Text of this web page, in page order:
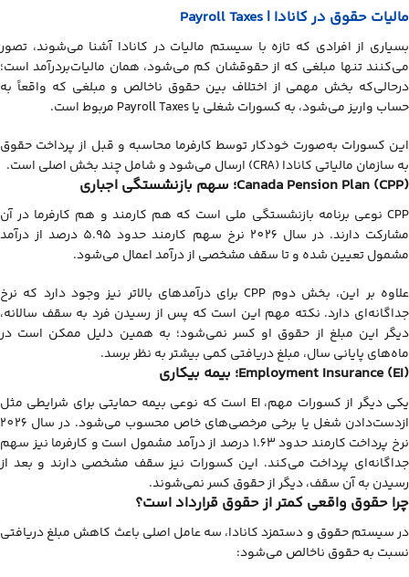
مالیات حقوق در کانادا | Payroll Taxes
بسیاری از افرادی که تازه با سیستم مالیات در کانادا آشنا می‌شوند، تصور
می‌کنند تنها مبلغی که از حقوقشان کم می‌شود، همان مالیات‌بردرآمد است؛
درحالی‌که بخش مهمی از اختلاف بین حقوق ناخالص و مبلغی که واقعاً به
حساب واریز می‌شود، به کسورات شغلی یا Payroll Taxes مربوط است.
این کسورات به‌صورت خودکار توسط کارفرما محاسبه و قبل از پرداخت حقوق
به سازمان مالیاتی کانادا (CRA) ارسال می‌شود و شامل چند بخش اصلی است.
Canada Pension Plan (CPP)؛ سهم بازنشستگی اجباری
CPP نوعی برنامه بازنشستگی ملی است که هم کارمند و هم کارفرما در آن
مشارکت دارند. در سال 2026 نرخ سهم کارمند حدود 5.95 درصد از درآمد
مشمول تعیین شده و تا سقف مشخصی از درآمد اعمال می‌شود.
علاوه بر این، بخش دوم CPP برای درآمدهای بالاتر نیز وجود دارد که نرخ
جداگانه‌ای دارد. نکته مهم این است که پس از رسیدن فرد به سقف سالانه،
دیگر این مبلغ از حقوق او کسر نمی‌شود؛ به همین دلیل ممکن است در
ماه‌های پایانی سال، مبلغ دریافتی کمی بیشتر به نظر برسد.
Employment Insurance (EI)؛ بیمه بیکاری
یکی دیگر از کسورات مهم، EI است که نوعی بیمه حمایتی برای شرایطی مثل
ازدست‌دادن شغل یا برخی مرخصی‌های خاص محسوب می‌شود. در سال 2026
نرخ پرداخت کارمند حدود 1.63 درصد از درآمد مشمول است و کارفرما نیز سهم
جداگانه‌ای پرداخت می‌کند. این کسورات نیز سقف مشخصی دارند و بعد از
رسیدن به آن سقف، دیگر از حقوق کسر نمی‌شوند.
چرا حقوق واقعی کمتر از حقوق قرارداد است؟
در سیستم حقوق و دستمزد کانادا، سه عامل اصلی باعث کاهش مبلغ دریافتی
نسبت به حقوق ناخالص می‌شود: